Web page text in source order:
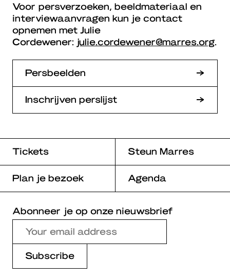
Voor persverzoeken, beeldmateriaal en
interviewaanvragen kun je contact
opnemen met Julie
Cordewener: julie.cordewener@marres.org.
Persbeelden
Inschrijven perslijst
Tickets Steun Marres
Plan je bezoek Agenda
Abonneer je op onze nieuwsbrief